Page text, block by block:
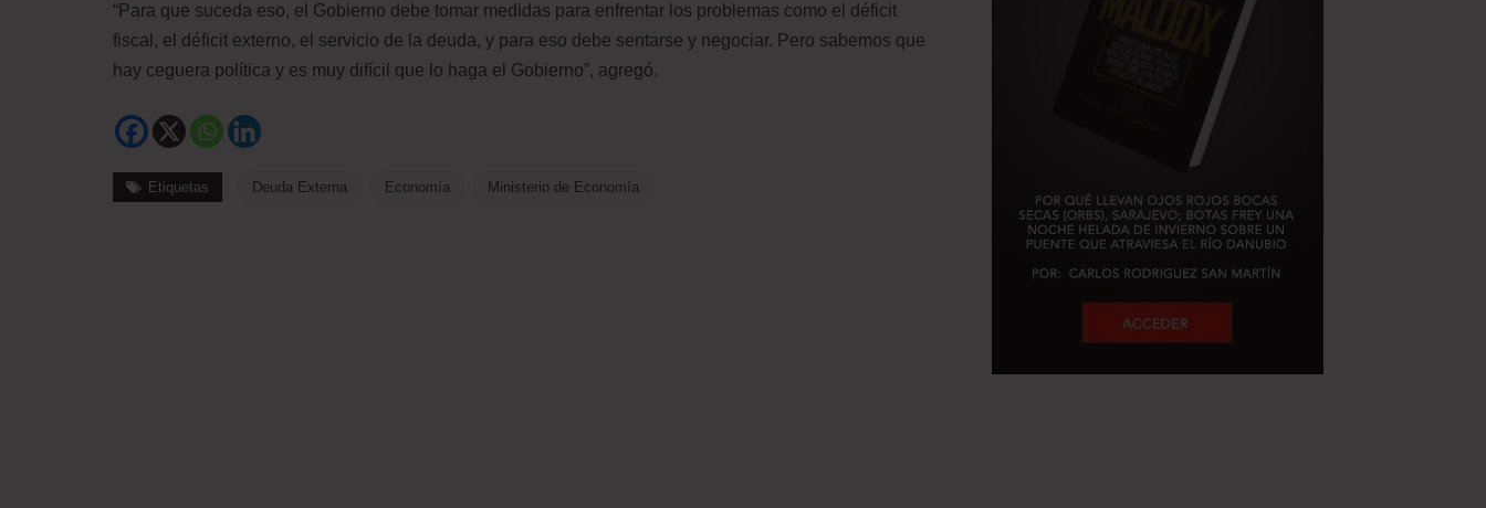
“Para que suceda eso, el Gobierno debe tomar medidas para enfrentar los problemas como el déficit
fiscal, el déficit externo, el servicio de la deuda, y para eso debe sentarse y negociar. Pero sabemos que
hay ceguera política y es muy difícil que lo haga el Gobierno”, agregó.
Etiquetas Deuda Externa Economía Ministerio de Economía